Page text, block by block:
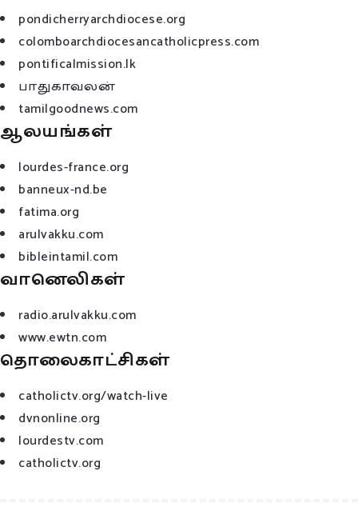
pondicherryarchdiocese.org
colomboarchdiocesancatholicpress.com
pontificalmission.lk
பாதுகாவலன்
tamilgoodnews.com
ஆலயங்கள்
lourdes-france.org
banneux-nd.be
fatima.org
arulvakku.com
bibleintamil.com
வானெலிகள்
radio.arulvakku.com
www.ewtn.com
தொலைகாட்சிகள்
catholictv.org/watch-live
dvnonline.org
lourdestv.com
catholictv.org